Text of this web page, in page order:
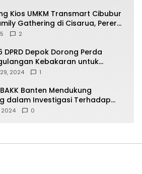
Kios UMKM Transmart Cibubur
Gathering di Cisarua, Pererat
dan Kekompakan
2
DPRD Depok Dorong Perda
Kebakaran untuk
Warga
2024 1
Banten Mendukung
dalam Investigasi Terhadap
Bandar Lampung
2024 0